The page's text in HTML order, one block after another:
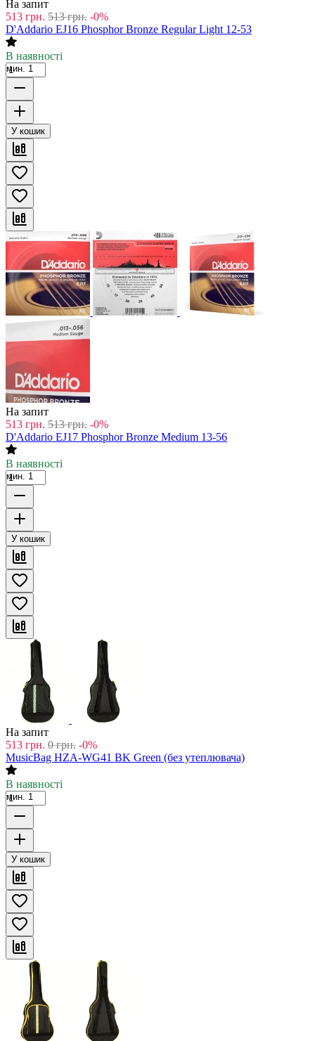
На запит
513 грн. 513 грн. -0%
D'Addario EJ16 Phosphor Bronze Regular Light 12-53
В наявності
мин. 1
У кошик
На запит
513 грн. 513 грн. -0%
D'Addario EJ17 Phosphor Bronze Medium 13-56
В наявності
мин. 1
У кошик
На запит
513 грн. 0 грн. -0%
MusicBag HZA-WG41 BK Green (без утеплювача)
В наявності
мин. 1
У кошик